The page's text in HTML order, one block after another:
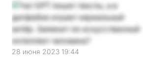
28 июня 2023 19:44